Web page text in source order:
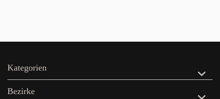
Kategorien
Bezirke